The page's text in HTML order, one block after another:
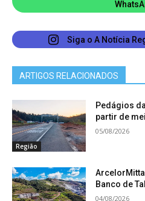
Com as primeiras
sejam reduzidos e a
Siga o A Notícia
ARTIGOS RELACIONADOS
Região
Pedágios
partir de
05/08/2026
Banco de
04/08/2026